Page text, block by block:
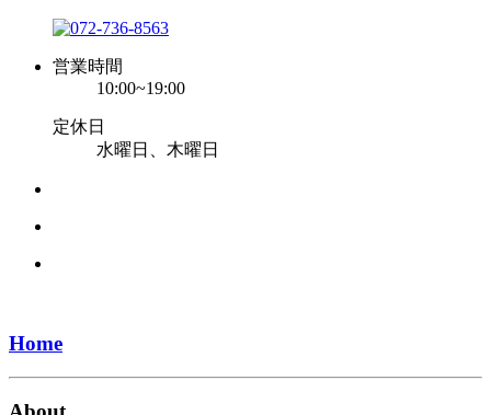
営業時間
10:00~19:00
定休日
水曜日、木曜日
Home